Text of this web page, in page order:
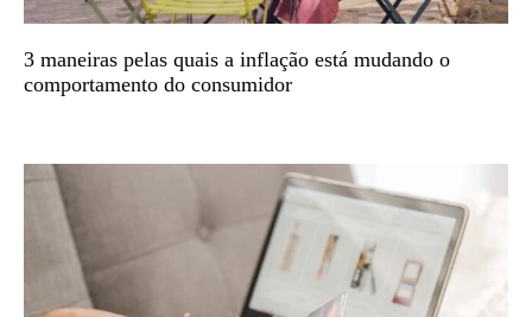
3 maneiras pelas quais a inflação está mudando o
comportamento do consumidor